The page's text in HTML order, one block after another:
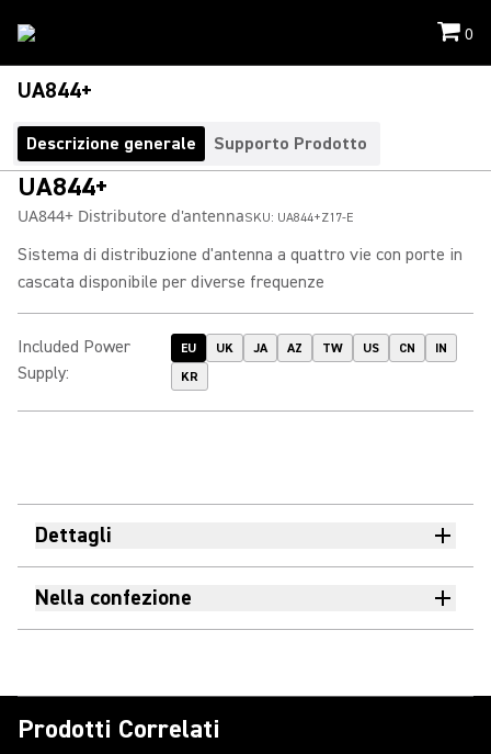
0
UA844+
Descrizione generale Supporto Prodotto
UA844+
UA844+ Distributore d'antennaSKU: UA844+Z17-E
Sistema di distribuzione d'antenna a quattro vie con porte in
cascata disponibile per diverse frequenze
Included Power
Supply:
EU UK JA AZ TW US CN
IN
KR
Dettagli
Nella confezione
Prodotti Correlati